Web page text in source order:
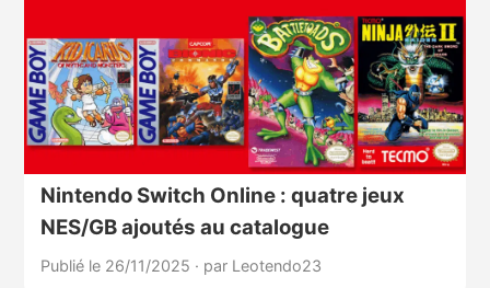
Nintendo Switch Online : quatre jeux
NES/GB ajoutés au catalogue
Publié le 26/11/2025 · par Leotendo23